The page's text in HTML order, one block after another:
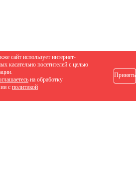
сайт использует интернет-
касательно посетителей с целью
на обработку
с политикой
Принять